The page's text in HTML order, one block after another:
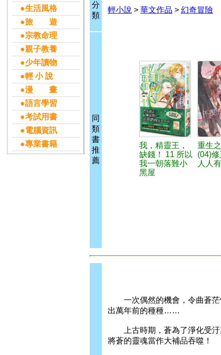
●生活風格
●旅 遊
●宗教命理
●親子教養
●少年讀物
●輕 小 說
●漫 畫
●語言學習
●考試用書
●電腦資訊
●專業書籍
分
類
輕小說 > 華文作品 > 幻奇冒險
同
類
書
推
薦
我，精靈王，
缺錢！ 11 所以
我一朝落難小
黑屋
重生
(04)
人人
一次偶然的機會，令曲蒼茫
出萬年前的種種……
上古時期，蒼為了淨化受汙
將蒼的靈魂當作大補品吞噬！